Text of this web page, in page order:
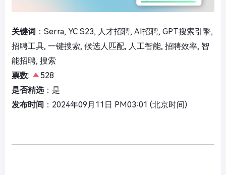
关键词 ：Serra, YC S23, 人才招聘, AI招聘, GPT搜索引擎,
招聘工具, 一键搜索, 候选人匹配, 人工智能, 招聘效率, 智
能招聘, 搜索
票数:
528
是否精选：是
发布时间 ：2024年09月11日 PM03:01 (北京时间)